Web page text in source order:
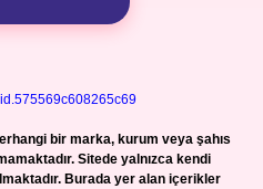
bir marka, kurum veya şahıs
Sitede yalnızca kendi
Burada yer alan içerikler